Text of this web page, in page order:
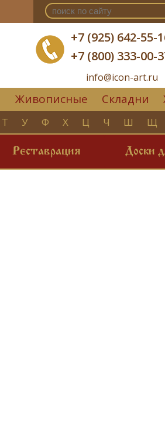
+7 (925) 642-55-
+7 (800) 333-00-
info@icon-art.ru
Живописные Складни
Т У Ф Х Ц Ч Ш Щ
Реставрация Доски